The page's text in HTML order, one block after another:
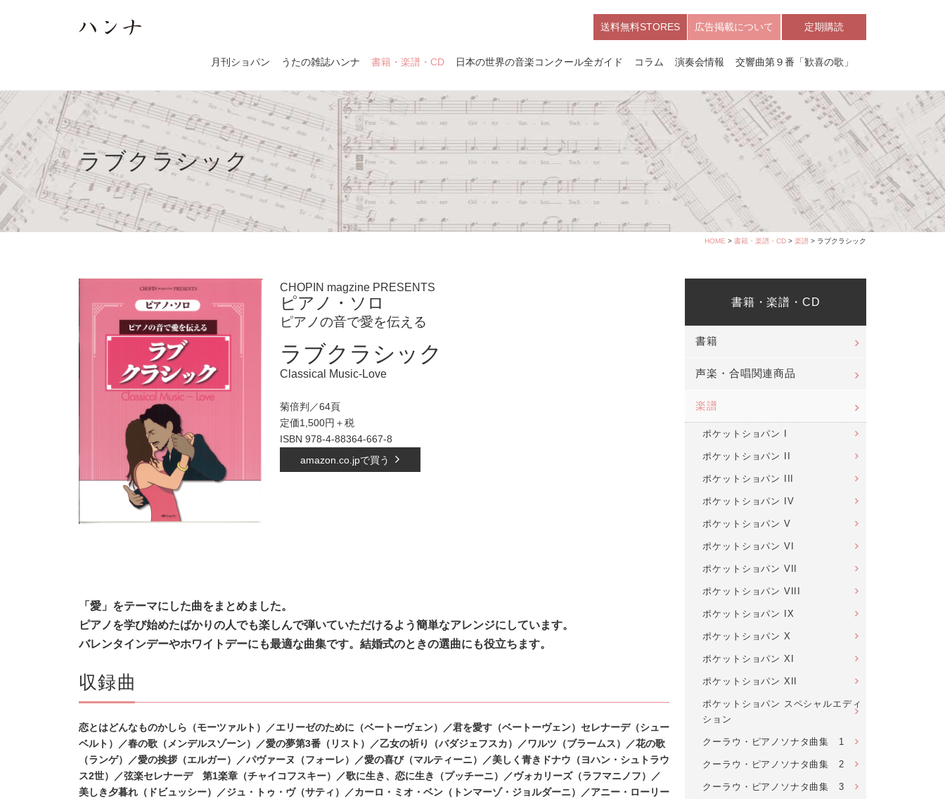
送料無料STORES 広告掲載について 定期購読
月刊ショパン うたの雑誌ハンナ 書籍・楽譜・CD 日本の世界の音楽コンクール全ガイド コラム 演奏会情報 交響曲第９番「歓喜の歌」
ラブクラシック
HOME > 書籍・楽譜・CD > 楽譜 > ラブクラシック
CHOPIN magzine PRESENTS
ピアノ・ソロ
ピアノの音で愛を伝える
ラブクラシック
Classical Music-Love
菊倍判／64頁
定価1,500円＋税
ISBN 978-4-88364-667-8
amazon.co.jpで買う
「愛」をテーマにした曲をまとめました。
ピアノを学び始めたばかりの人でも楽しんで弾いていただけるよう簡単なアレンジにしています。
バレンタインデーやホワイトデーにも最適な曲集です。結婚式のときの選曲にも役立ちます。
収録曲
恋とはどんなものかしら（モーツァルト）／エリーゼのために（ベートーヴェン）／君を愛す（ベー トーヴェン）セレナーデ（シュー
ベルト）／春の歌（メンデルスゾーン）／愛の夢第3番（リスト）／乙女の祈り（バダジェフスカ）／ワルツ（ブラームス）／花の歌
（ランゲ）／愛の挨拶（エルガー）／パヴァーヌ（フォーレ）／愛の喜び（マルティーニ）／美しく青きドナウ（ヨハン・シュトラウ
ス2世）／弦楽セレナーデ 第1楽章（チャイコフスキー）／歌に生き、恋に生き（プッチーニ）／ヴォカリーズ（ラフマニノフ）／
美しき夕暮れ （ドビュッシー）／ジュ・トゥ・ヴ（サティ）／カーロ・ミオ・ベン（トンマーゾ・ジョルダーニ）／アニー・ローリー
書籍・楽譜・CD
書籍
声楽・合唱関連商品
楽譜
ポケットショパン I
ポケットショパン II
ポケットショパン III
ポケットショパン IV
ポケットショパン V
ポケットショパン VI
ポケットショパン VII
ポケットショパン VIII
ポケットショパン IX
ポケットショパン X
ポケットショパン XI
ポケットショパン XII
ポケットショパン スペシャルエディ
ション
クーラウ・ピアノソナタ曲集 1
クーラウ・ピアノソナタ曲集 2
クーラウ・ピアノソナタ曲集 3